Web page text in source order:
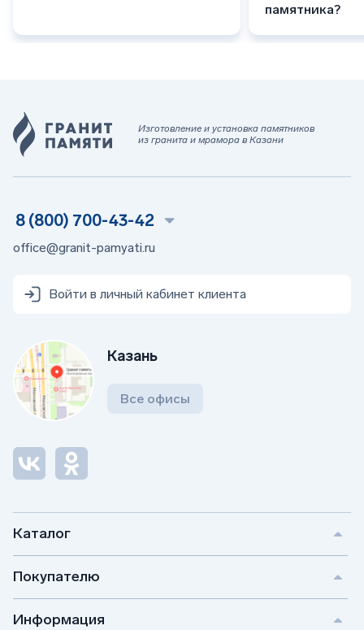
памятника?
Изготовление и установка памятников
из гранита и мрамора в Казани
Каталог
Покупателю
Информация
8 (800) 700-43-42
office@granit-pamyati.ru
Войти в личный кабинет клиента
Казань
Все офисы